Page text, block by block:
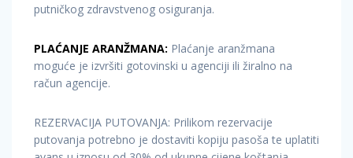
putničkog zdravstvenog osiguranja.
PLAĆANJE ARANŽMANA: Plaćanje aranžmana
moguće je izvršiti gotovinski u agenciji ili žiralno na
račun agencije.
REZERVACIJA PUTOVANJA: Prilikom rezervacije
putovanja potrebno je dostaviti kopiju pasoša te uplatiti